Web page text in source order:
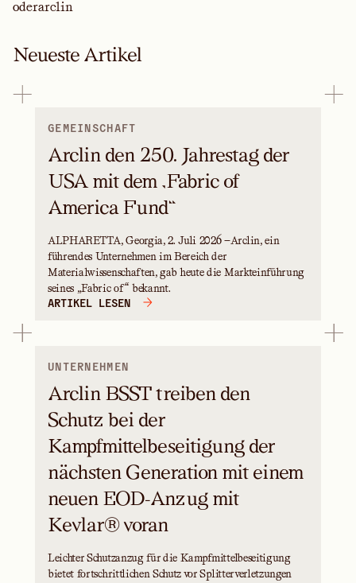
oderarclin
Neueste Artikel
GEMEINSCHAFT
Arclin den 250. Jahrestag der
USA mit dem „Fabric of
America Fund“
ALPHARETTA, Georgia, 2. Juli 2026 —Arclin, ein
führendes Unternehmen im Bereich der
Materialwissenschaften, gab heute die Markteinführung
seines „Fabric of“ bekannt.
ARTIKEL LESEN
UNTERNEHMEN
Arclin BSST treiben den
Schutz bei der
Kampfmittelbeseitigung der
nächsten Generation mit einem
neuen EOD-Anzug mit
Kevlar® voran
Leichter Schutzanzug für die Kampfmittelbeseitigung
bietet fortschrittlichen Schutz vor Splitterverletzungen